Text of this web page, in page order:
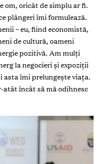
om, oricât de simplu ar fi.
plângeri îmi formulează.
– eu, fiind economistă,
de cultură, oameni
pozitivă. Am mulți
la negocieri și expoziții
asta îmi prelungește viața.
atât încât să mă odihnesc